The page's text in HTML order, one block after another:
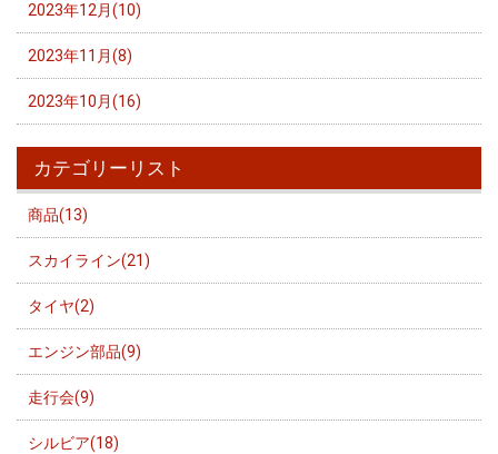
2023年12月(10)
2023年11月(8)
2023年10月(16)
カテゴリーリスト
商品(13)
スカイライン(21)
タイヤ(2)
エンジン部品(9)
走行会(9)
シルビア(18)